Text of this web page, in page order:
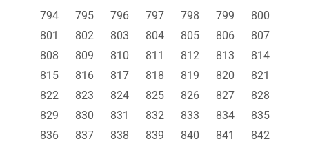
794
795 796 797 798 799
800
801
802 803 804 805 806
807
808
809 810 811 812 813
814
815
816 817 818 819 820
821
822
823 824 825 826 827
828
829
830 831 832 833 834
835
836
837 838 839 840 841
842